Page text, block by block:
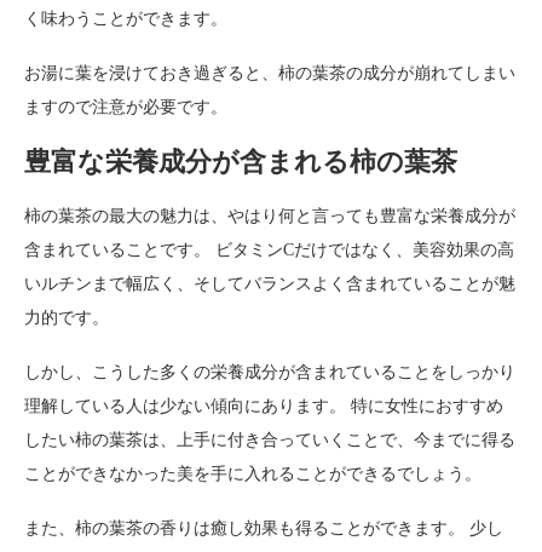
く味わうことができます。
お湯に葉を浸けておき過ぎると、柿の葉茶の成分が崩れてしまい
ますので注意が必要です。
豊富な栄養成分が含まれる柿の葉茶
柿の葉茶の最大の魅力は、やはり何と言っても豊富な栄養成分が
含まれていることです。 ビタミンCだけではなく、美容効果の高
いルチンまで幅広く、そしてバランスよく含まれていることが魅
力的です。
しかし、こうした多くの栄養成分が含まれていることをしっかり
理解している人は少ない傾向にあります。 特に女性におすすめ
したい柿の葉茶は、上手に付き合っていくことで、今までに得る
ことができなかった美を手に入れることができるでしょう。
また、柿の葉茶の香りは癒し効果も得ることができます。 少し